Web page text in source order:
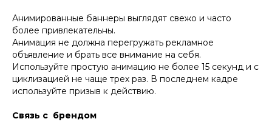
Анимированные баннеры выглядят свежо и часто
более привлекательны.
Анимация не должна перегружать рекламное
объявление и брать все внимание на себя.
Используйте простую анимацию не более 15 секунд и с
циклизацией не чаще трех раз. В последнем кадре
используйте призыв к действию.
Связь с брендом